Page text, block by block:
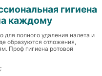
гигиена
каждому
для полного удаления налета и
образуются отложения,
Проф гигиена ротовой